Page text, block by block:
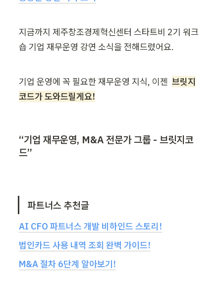
지금까지 제주창조경제혁신센터 스타트비 2기 워크
숍 기업 재무운영 강연 소식을 전해드렸어요.
기업 운영에 꼭 필요한 재무운영 지식, 이젠 브릿지
코드가 도와드릴게요!
“기업 재무운영, M&A 전문가 그룹 - 브릿지코
드”
파트너스 추천글
AI CFO 파트너스 개발 비하인드 스토리!
법인카드 사용 내역 조회 완벽 가이드!
M&A 절차 6단계 알아보기!